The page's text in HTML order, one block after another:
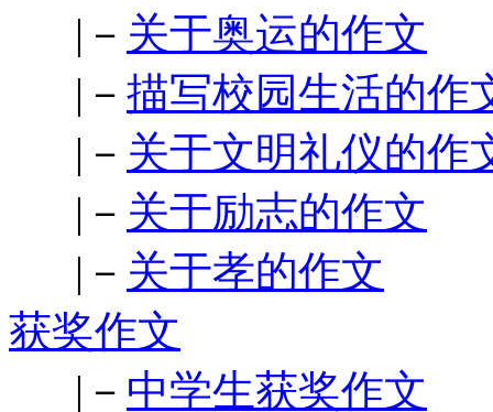
|－ 关于奥运的作文
|－ 描写校园生活的作
|－ 关于文明礼仪的作
|－ 关于励志的作文
|－ 关于孝的作文
获奖作文
|－ 中学生获奖作文